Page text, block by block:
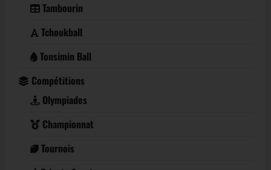
Tambourin
Tchoukball
Tonsimin Ball
Compétitions
Olympiades
Championnat
Tournois